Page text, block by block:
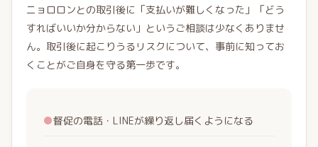
ニョロロンとの取引後に「支払いが難しくなった」「どう
すればいいか分からない」というご相談は少なくありませ
ん。取引後に起こりうるリスクについて、事前に知ってお
くことがご自身を守る第一歩です。
●督促の電話・LINEが繰り返し届くようになる